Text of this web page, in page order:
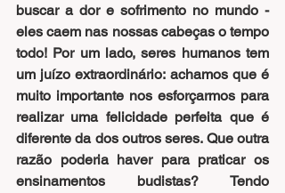
buscar a dor e sofrimento no mundo -
eles caem nas nossas cabeças o tempo
todo! Por um lado, seres humanos tem
um juízo extraordinário: achamos que é
muito importante nos esforçarmos para
realizar uma felicidade perfeita que é
diferente da dos outros seres. Que outra
razão poderia haver para praticar os
ensinamentos budistas? Tendo